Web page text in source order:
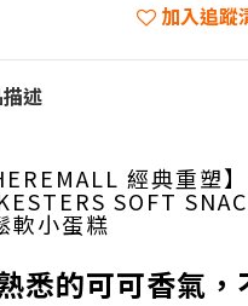
加入追蹤
述
經典重塑
SOFT
軟小蛋糕
熟悉的可可香氣